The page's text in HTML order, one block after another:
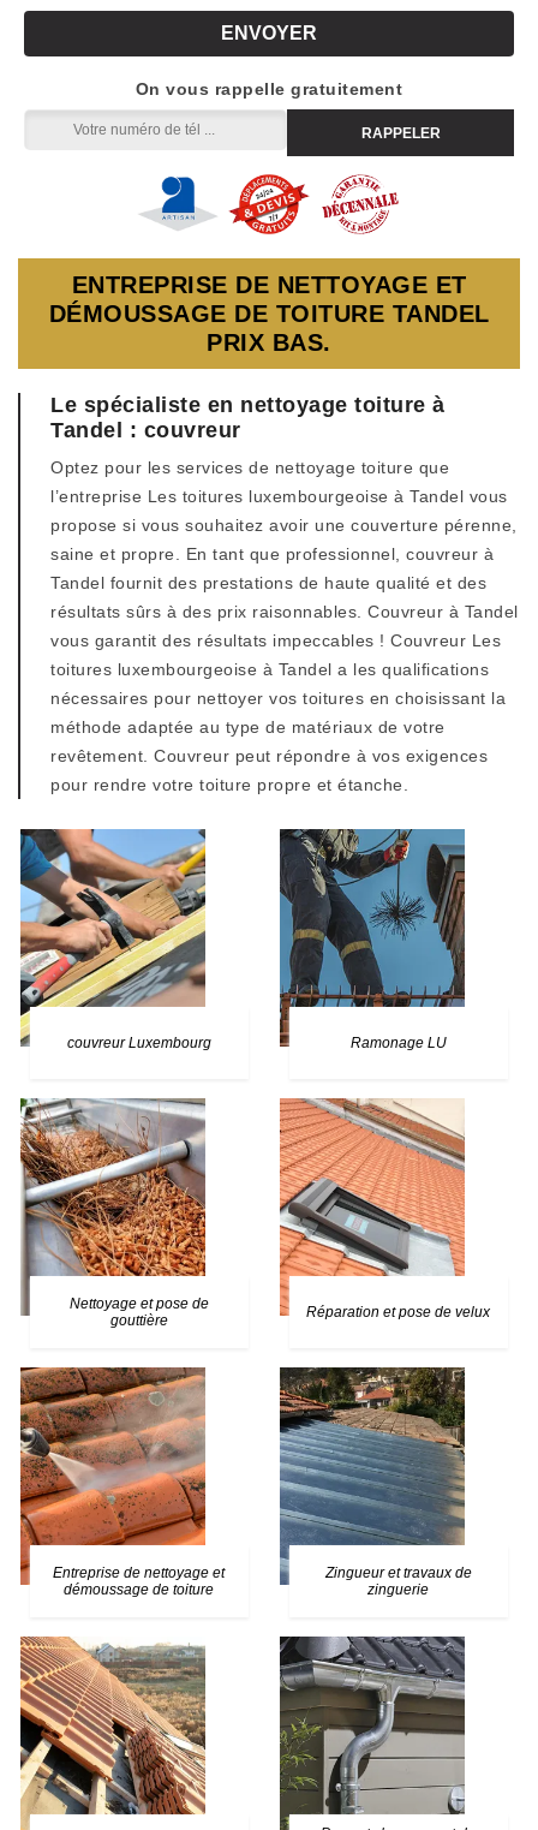
On vous rappelle gratuitement
ENTREPRISE DE NETTOYAGE ET
DÉMOUSSAGE DE TOITURE TANDEL
PRIX BAS.
Le spécialiste en nettoyage toiture à
Tandel : couvreur
Optez pour les services de nettoyage toiture que
l’entreprise Les toitures luxembourgeoise à Tandel vous
propose si vous souhaitez avoir une couverture pérenne,
saine et propre. En tant que professionnel, couvreur à
Tandel fournit des prestations de haute qualité et des
résultats sûrs à des prix raisonnables. Couvreur à Tandel
vous garantit des résultats impeccables ! Couvreur Les
toitures luxembourgeoise à Tandel a les qualifications
nécessaires pour nettoyer vos toitures en choisissant la
méthode adaptée au type de matériaux de votre
revêtement. Couvreur peut répondre à vos exigences
pour rendre votre toiture propre et étanche.
couvreur Luxembourg Ramonage LU
Nettoyage et pose de
gouttière
Réparation et pose de velux
Entreprise de nettoyage et
démoussage de toiture
Zingueur et travaux de
zinguerie